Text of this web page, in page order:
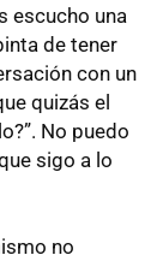
escucho una
de tener
con un
quizás el
No puedo
sigo a lo
no